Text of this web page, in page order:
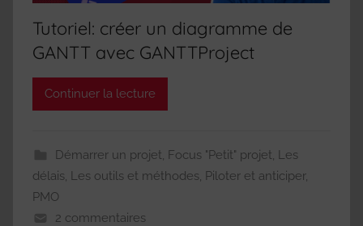
Tutoriel: créer un diagramme de
GANTT avec GANTTProject
Continuer la lecture
Démarrer un projet, Focus "Petit" projet, Les
délais, Les outils et méthodes, Piloter et anticiper,
PMO
2 commentaires